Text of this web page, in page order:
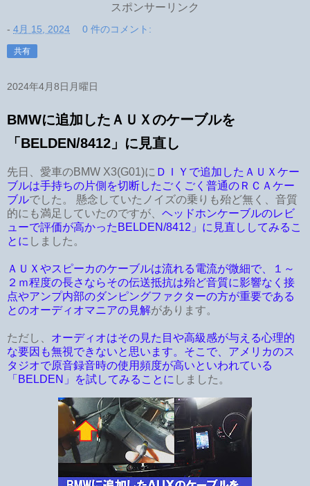
スポンサーリンク
- 4月 15, 2024 0 件のコメント:
共有
2024年4月8日月曜日
BMWに追加したＡＵＸのケーブルを
「BELDEN/8412」に見直し
先日、愛車のBMW X3(G01)に ＤＩＹで追加したＡＵＸケー
ブルは手持ちの片側を切断したごくごく普通のＲＣＡケー
ブルでした。 懸念していたノイズの乗りも殆ど無く、音質
的にも満足していたのですが、 ヘッドホンケーブルのレビ
ューで評価が高かったBELDEN/8412」に見直ししてみるこ
とに しました。
ＡＵＸやスピーカのケーブルは流れる電流が微細で、１～
２ｍ程度の長さならその伝送抵抗は殆ど音質に影響なく接
点やアンプ内部のダンピングファクターの方が重要である
とのオーディオマニアの見解があります。
ただし、 オーディオはその見た目や高級感が与える心理的
な要因も無視できないと思います。そこで、アメリカのス
タジオで原音録音時の使用頻度が高いといわれている
「BELDEN」を試してみることに しました。